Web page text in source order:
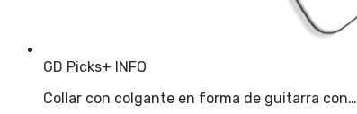
GD Picks+ INFO
Collar con colgante en forma de guitarra con…